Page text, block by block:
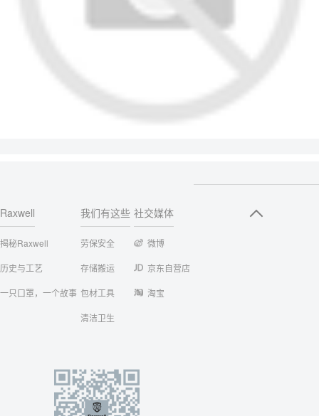
Raxwell
揭秘Raxwell
历史与工艺
一只口罩，一个故事
我们有这些
劳保安全
存储搬运
包材工具
清洁卫生
社交媒体
微博
京东自营店
淘宝